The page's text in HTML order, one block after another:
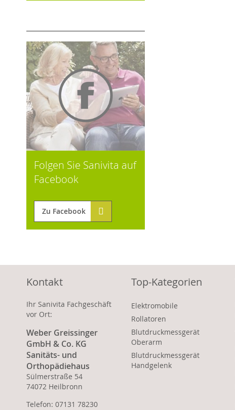
Folgen Sie Sanivita auf
Facebook
Zu Facebook
Kontakt
Ihr Sanivita Fachgeschäft
vor Ort:
Weber Greissinger
GmbH & Co. KG
Sanitäts- und
Orthopädiehaus
Sülmerstraße 54
74072 Heilbronn
Telefon: 07131 78230
Top-Kategorien
Elektromobile
Rollatoren
Blutdruckmessgerät
Oberarm
Blutdruckmessgerät
Handgelenk